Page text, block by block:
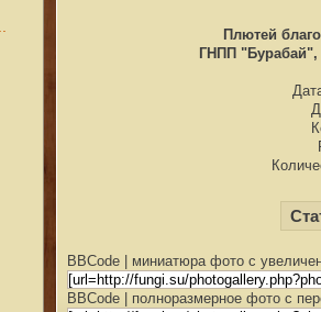
Плютей
ГНПП "Бурабай",
BBCode | миниатюра фото с
BBCode | полноразмерное фото с